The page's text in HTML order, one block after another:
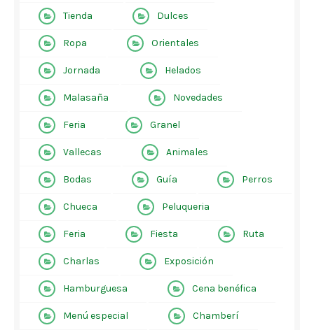
Tienda Dulces
Ropa Orientales
Jornada Helados
Malasaña Novedades
Feria Granel
Vallecas Animales
Bodas Guía Perros
Chueca Peluqueria
Feria Fiesta Ruta
Charlas Exposición
Hamburguesa Cena benéfica
Menú especial Chamberí